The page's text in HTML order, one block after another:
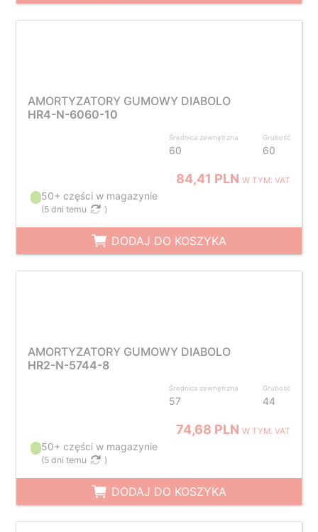
AMORTYZATORY GUMOWY DIABOLO
HR4-N-6060-10
Średnica zewnętrzna
60
Grubość
60
84,41 PLNW TYM. VAT
50+ części w magazynie
(5 dni temu )
DODAJ DO KOSZYKA
AMORTYZATORY GUMOWY DIABOLO
HR2-N-5744-8
Średnica zewnętrzna
57
Grubość
44
74,68 PLNW TYM. VAT
50+ części w magazynie
(5 dni temu )
DODAJ DO KOSZYKA